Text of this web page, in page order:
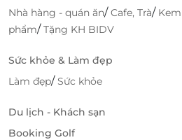
Nhà hàng - quán ăn/Cafe, Trà/
phẩm/Tặng KH BIDV
Sức khỏe & Làm đẹp
Làm đẹp/Sức khỏe
Du lịch - Khách sạn
Booking Golf